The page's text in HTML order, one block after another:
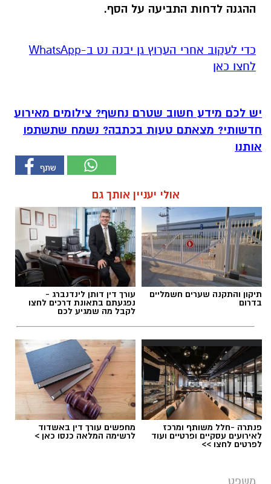
ההגנה לדחות התביעה על הסף.
‏כדי לעקוב אחרי הערוץ גן יבנה נט ב-WhatsApp
לחצו כאן
יש לכם מידע חשוב שטרם נחשף? צילומים מאירוע
חדשותי? מצאתם טעות בכתבה? נשמח שתשתפו
אותנו
אולי יעניין אותך גם
תיקון והתקנה שערים חשמליים
בדרום
עורך דין דותן לינדנברג -
נפגעתם בתאונת דרכים לחצו
לקבל מה שמגיע לכם
פנתרה -חלל משותף ומרכז
לאירועים עסקיים ופרטיים ועוד
לפרטים לחצו >>
מחפשים עורך דין באשדוד
לרשימה המלאה כנסו כאן >
משפט